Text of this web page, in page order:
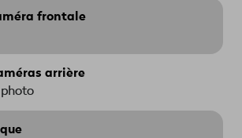
frontale
arrière
photo